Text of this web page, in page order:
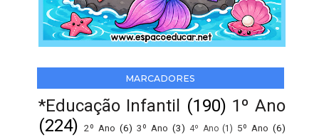
MARCADORES
*Educação Infantil (190) 1º Ano
(224) 2º Ano (6) 3º Ano (3) 4º Ano (1) 5º Ano (6)